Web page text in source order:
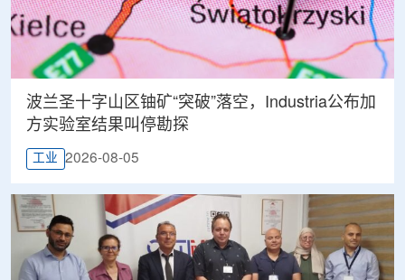
波兰圣十字山区铀矿“突破”落空，Industria公布加
方实验室结果叫停勘探
工业 2026-08-05